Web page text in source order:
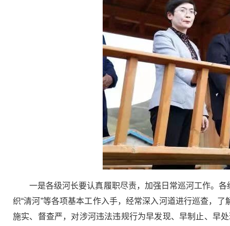
一是各级河长要认真履职尽责，加强日常巡河工作。
织“清河”等各项基本工作入手，经常深入河道进行巡查，
施实、督查严，对涉河违法违规行为早发现、早制止、早